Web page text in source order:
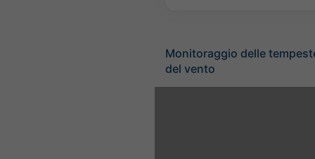
Monitoraggio delle
del vento